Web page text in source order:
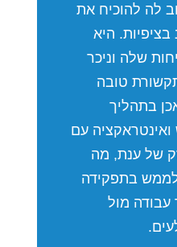
לה להוכיח את
היא
שלה וניכר
טובה
בתהליך
עם
של ענת, מה
בתפקידה
מול